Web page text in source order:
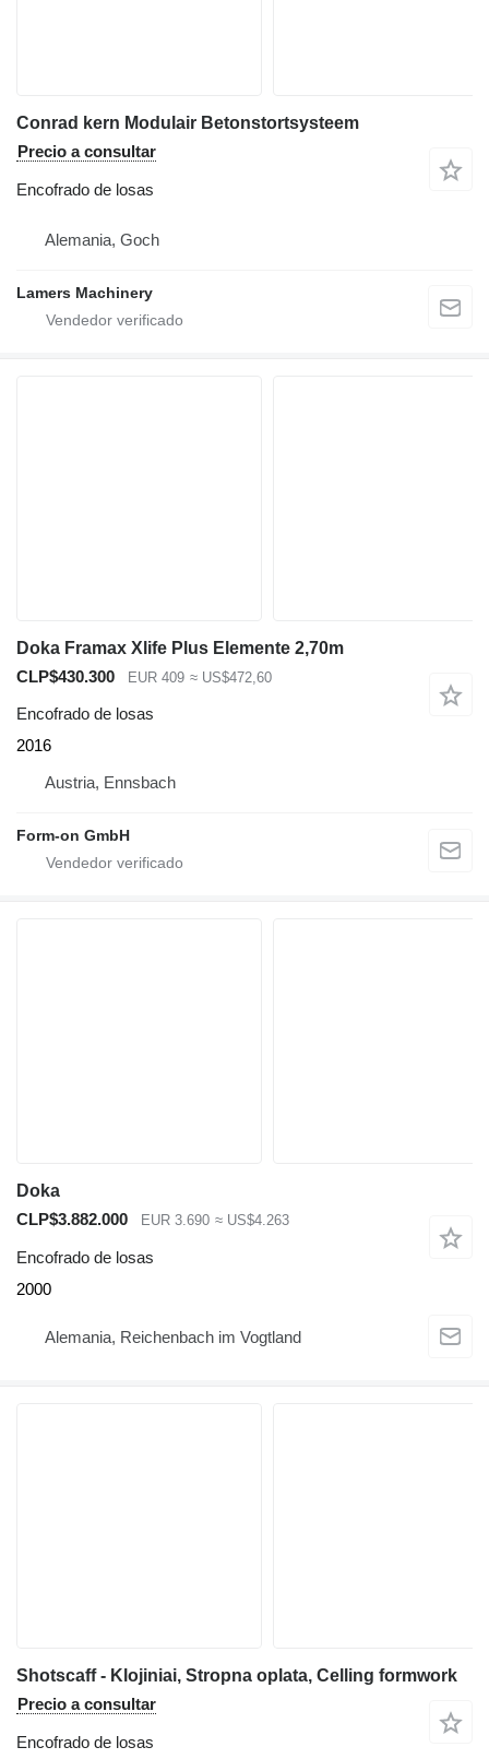
Conrad kern Modulair Betonstortsysteem
Precio a consultar
Encofrado de losas
Alemania, Goch
Lamers Machinery
Doka Framax Xlife Plus Elemente 2,70m
CLP$430.300
EUR 409 ≈ US$472,60
Encofrado de losas
2016
Austria, Ennsbach
Form-on GmbH
Doka
CLP$3.882.000
EUR 3.690 ≈ US$4.263
Encofrado de losas
2000
Alemania, Reichenbach im Vogtland
Shotscaff - Klojiniai, Stropna oplata, Celling formwork
Precio a consultar
Encofrado de losas